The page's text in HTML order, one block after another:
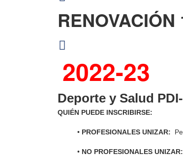
RENOVACIÓN
2022-23
Deporte y Salud
QUIÉN PUEDE INSCRIBIRSE:
• PROFESIONALES UNIZAR:
• NO PROFESIONALES UNIZAR: